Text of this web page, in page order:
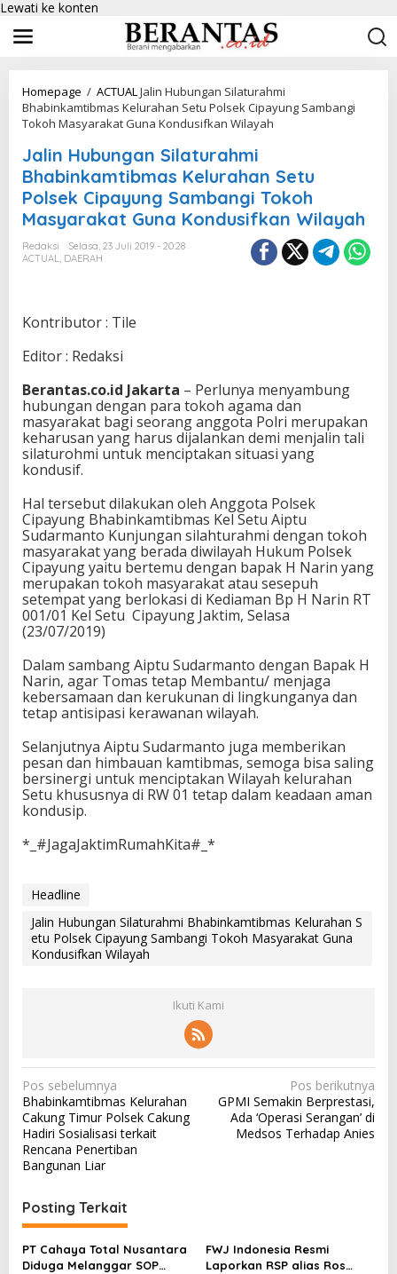
Lewati ke konten
Homepage / ACTUALJalin Hubungan Silaturahmi
Bhabinkamtibmas Kelurahan Setu Polsek Cipayung Sambangi
Tokoh Masyarakat Guna Kondusifkan Wilayah
Jalin Hubungan Silaturahmi
Bhabinkamtibmas Kelurahan Setu
Polsek Cipayung Sambangi Tokoh
Masyarakat Guna Kondusifkan Wilayah
Redaksi
Selasa, 23 Juli 2019 - 20:28
ACTUAL, DAERAH
Kontributor : Tile
Editor : Redaksi
Berantas.co.id Jakarta – Perlunya menyambung
hubungan dengan para tokoh agama dan
masyarakat bagi seorang anggota Polri merupakan
keharusan yang harus dijalankan demi menjalin tali
silaturohmi untuk menciptakan situasi yang
kondusif.
Hal tersebut dilakukan oleh Anggota Polsek
Cipayung Bhabinkamtibmas Kel Setu Aiptu
Sudarmanto Kunjungan silahturahmi dengan tokoh
masyarakat yang berada diwilayah Hukum Polsek
Cipayung yaitu bertemu dengan bapak H Narin yang
merupakan tokoh masyarakat atau sesepuh
setempat yang berlokasi di Kediaman Bp H Narin RT
001/01 Kel Setu Cipayung Jaktim, Selasa
(23/07/2019)
Dalam sambang Aiptu Sudarmanto dengan Bapak H
Narin, agar Tomas tetap Membantu/ menjaga
kebersamaan dan kerukunan di lingkunganya dan
tetap antisipasi kerawanan wilayah.
Selanjutnya Aiptu Sudarmanto juga memberikan
pesan dan himbauan kamtibmas, semoga bisa saling
bersinergi untuk menciptakan Wilayah kelurahan
Setu khususnya di RW 01 tetap dalam keadaan aman
kondusip.
*_#JagaJaktimRumahKita#_*
Headline
Jalin Hubungan Silaturahmi Bhabinkamtibmas Kelurahan S
etu Polsek Cipayung Sambangi Tokoh Masyarakat Guna
Kondusifkan Wilayah
Ikuti Kami
N
a
v
i
a
s
i
Pos sebelumnya
Bhabinkamtibmas Kelurahan
Cakung Timur Polsek Cakung
Hadiri Sosialisasi terkait
Rencana Penertiban
Bangunan Liar
Pos berikutnya
GPMI Semakin Berprestasi,
Ada ‘Operasi Serangan’ di
Medsos Terhadap Anies
Posting Terkait
PT Cahaya Total Nusantara
Diduga Melanggar SOP
FWJ Indonesia Resmi
Laporkan RSP alias Ros